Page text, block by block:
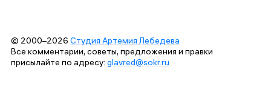
© 2000–2026 Студия Артемия Лебедева
Все комментарии, советы, предложения и правки
присылайте по адресу: glavred@sokr.ru